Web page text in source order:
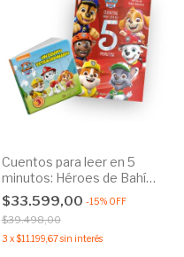
Cuentos para leer en 5
minutos: Héroes de Bahía
Aventura + Historias para
armar: Un equipo
extraordinario
$33.599,00 -15% OFF
$39.498,00
3 x$11.199,67sin interés